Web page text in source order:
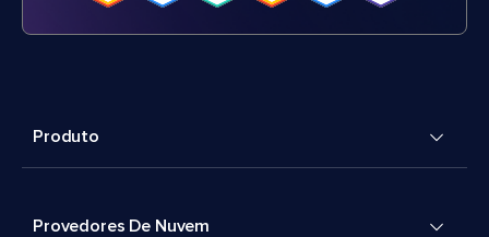
Produto
Provedores De Nuvem